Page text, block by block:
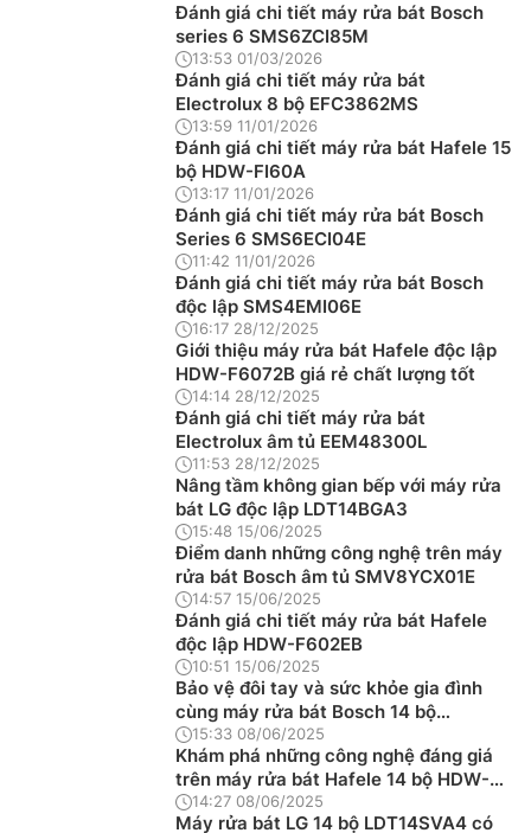
AirDry tự động mở cửa độc đáo. Với sức chứa 13 bộ và hệ
Đánh giá chi tiết máy rửa bát Bosch
series 6 SMS6ZCI85M
13:53 01/03/2026
Đánh giá chi tiết máy rửa bát
Electrolux 8 bộ EFC3862MS
13:59 11/01/2026
Đánh giá chi tiết máy rửa bát Hafele 15
bộ HDW-FI60A
13:17 11/01/2026
Đánh giá chi tiết máy rửa bát Bosch
Series 6 SMS6ECI04E
11:42 11/01/2026
Đánh giá chi tiết máy rửa bát Bosch
độc lập SMS4EMI06E
16:17 28/12/2025
Giới thiệu máy rửa bát Hafele độc lập
HDW-F6072B giá rẻ chất lượng tốt
14:14 28/12/2025
Đánh giá chi tiết máy rửa bát
Electrolux âm tủ EEM48300L
11:53 28/12/2025
Nâng tầm không gian bếp với máy rửa
bát LG độc lập LDT14BGA3
15:48 15/06/2025
Điểm danh những công nghệ trên máy
rửa bát Bosch âm tủ SMV8YCX01E
14:57 15/06/2025
Đánh giá chi tiết máy rửa bát Hafele
độc lập HDW-F602EB
10:51 15/06/2025
Bảo vệ đôi tay và sức khỏe gia đình
cùng máy rửa bát Bosch 14 bộ
SMV8YCX01E
15:33 08/06/2025
Khám phá những công nghệ đáng giá
trên máy rửa bát Hafele 14 bộ HDW-
F602EB
14:27 08/06/2025
Máy rửa bát LG 14 bộ LDT14SVA4 có